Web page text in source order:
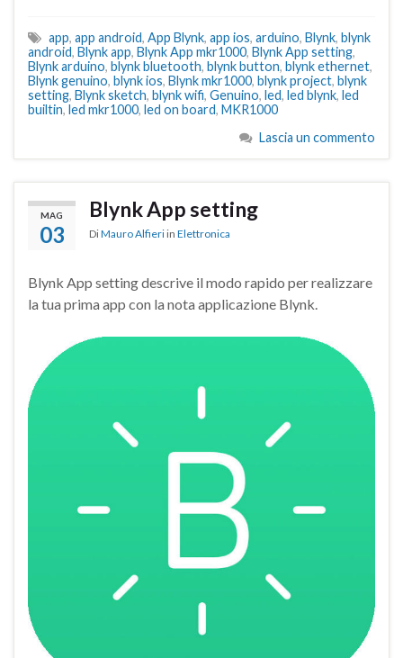
app, app android, App Blynk, app ios, arduino, Blynk, blynk
android, Blynk app, Blynk App mkr1000, Blynk App setting,
Blynk arduino, blynk bluetooth, blynk button, blynk ethernet,
Blynk genuino, blynk ios, Blynk mkr1000, blynk project, blynk
setting, Blynk sketch, blynk wifi, Genuino, led, led blynk, led
builtin, led mkr1000, led on board, MKR1000
Lascia un commento
MAG
03
Blynk App setting
DiMauro Alfieri in Elettronica
Blynk App setting descrive il modo rapido per realizzare
la tua prima app con la nota applicazione Blynk.